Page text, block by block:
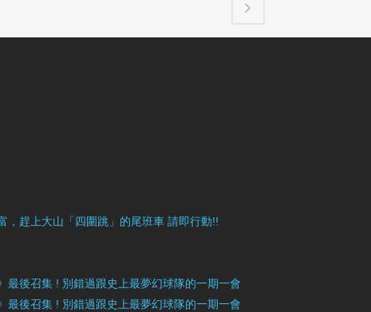
，趕上大山「四圍跳」的尾班車 請即行動!!
最後召集 ! 別錯過跟史上最夢幻球隊的一期一會
最後召集 ! 別錯過跟史上最夢幻球隊的一期一會